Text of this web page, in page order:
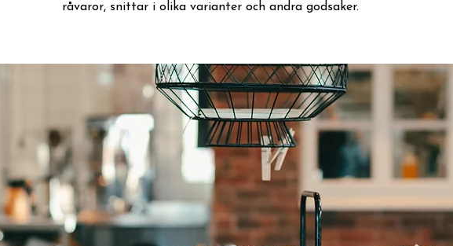
råvaror, snittar i olika varianter och andra godsaker.